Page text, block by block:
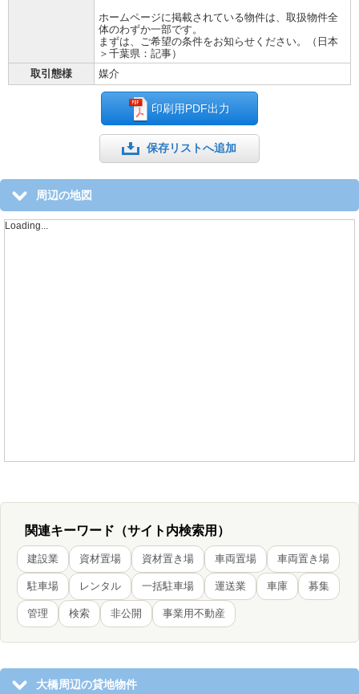
ホームページに掲載されている物件は、取扱物件全
体のわずか一部です。
まずは、ご希望の条件をお知らせください。（日本
＞千葉県：記事）
取引態様
媒介
印刷用PDF出力
保存リストへ追加
周辺の地図
Loading...
関連キーワード（サイト内検索用）
建設業 資材置場 資材置き場 車両置場 車両置き場
駐車場 レンタル 一括駐車場 運送業 車庫 募集
管理 検索 非公開 事業用不動産
大橋周辺の貸地物件